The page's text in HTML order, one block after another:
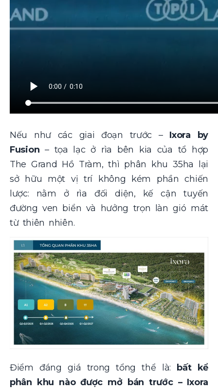
Nếu như các giai đoạn trước – Ixora by
Fusion – tọa lạc ở rìa bên kia của tổ hợp
The Grand Hồ Tràm, thì phân khu 35ha lại
sở hữu một vị trí không kém phần chiến
lược: nằm ở rìa đối diện, kế cận tuyến
đường ven biển và hưởng trọn làn gió mát
từ thiên nhiên.
Điểm đáng giá trong tổng thể là:
bất kể
phân khu nào được mở bán trước – Ixora